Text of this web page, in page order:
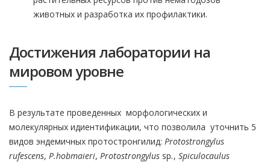
животных и разработка их профилактики.
Достижения лаборатории на
мировом уровне
В результате проведенных морфологических и
молекулярных идиентификации, что позволила уточнить 5
видов эндемичных протостронгилид: Protostrongylus
rufescens, P.hobmaieri, Protostrongylus sp., Spiculocaulus